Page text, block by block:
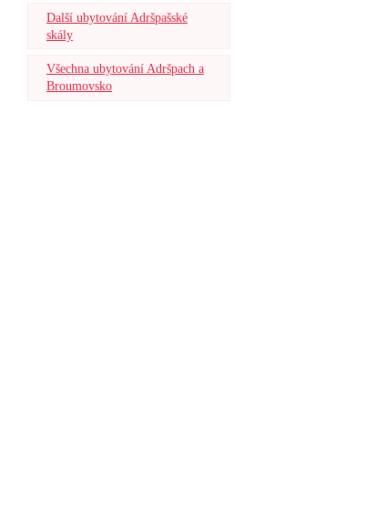
Další ubytování Adršpašské
skály
Všechna ubytování Adršpach a
Broumovsko